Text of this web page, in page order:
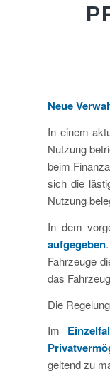
Neue
In einem
Nutzung
beim
sich die
Nutzung
In dem
aufgegeben
Fahrzeuge
das
Die
Im
geltend zu